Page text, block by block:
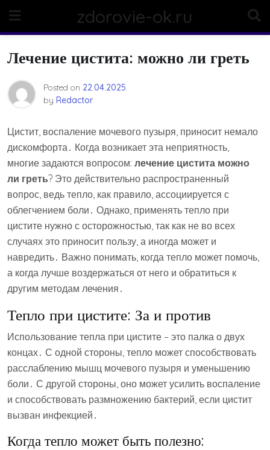
content
zdorovie-ok.ru
Лечение цистита: можно ли греть
Posted on 22.04.2025
by Redactor
Цистит, воспаление мочевого пузыря, приносит немало
дискомфорта․ Когда возникает эта неприятность,
многие задаются вопросом: лечение цистита можно
ли греть? Это действительно распространенный
вопрос, ведь тепло, как правило, ассоциируется с
облегчением боли․ Однако, применять тепло при
цистите нужно с осторожностью, так как не во всех
случаях это приносит пользу, а иногда может и
навредить․ Важно понимать, когда тепло может помочь,
а когда лучше воздержаться от него и обратиться к
другим методам лечения․
Тепло при цистите: За и против
Использование тепла при цистите – это палка о двух
концах․ С одной стороны, тепло может способствовать
расслаблению мышц мочевого пузыря и уменьшению
боли․ С другой стороны, оно может усилить воспаление
и способствовать размножению бактерий, если цистит
вызван инфекцией․
Когда тепло может быть полезно: